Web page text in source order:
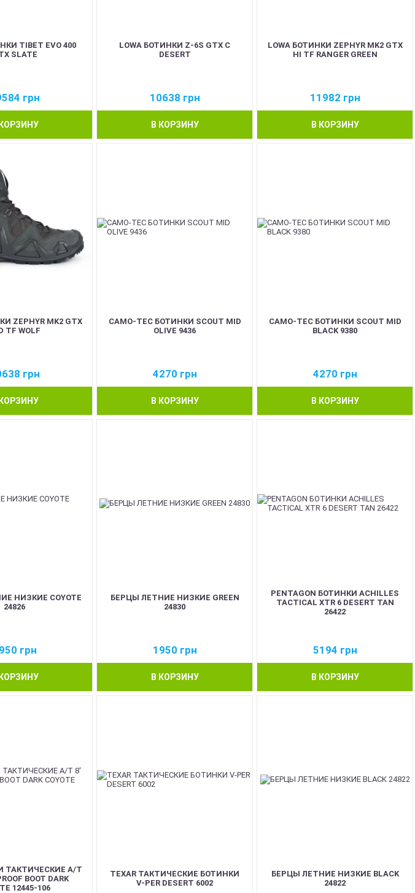
TIBET EVO 400
SLATE
грн
LOWA БОТИНКИ Z-6S GTX C
DESERT
10638 грн
В КОРЗИНУ
LOWA БОТИНКИ ZEPHYR MK2 GTX
HI TF RANGER GREEN
11982 грн
В КОРЗИНУ
ZEPHYR MK2 GTX
TF WOLF
грн
CAMO-TEC БОТИНКИ SCOUT MID
OLIVE 9436
4270 грн
В КОРЗИНУ
CAMO-TEC БОТИНКИ SCOUT MID
BLACK 9380
4270 грн
В КОРЗИНУ
НИЗКИЕ COYOTE
24826
грн
БЕРЦЫ ЛЕТНИЕ НИЗКИЕ GREEN
24830
1950 грн
В КОРЗИНУ
PENTAGON БОТИНКИ ACHILLES
TACTICAL XTR 6 DESERT TAN
26422
5194 грн
В КОРЗИНУ
ТАКТИЧЕСКИЕ A/T
BOOT DARK
12445-106
TEXAR ТАКТИЧЕСКИЕ БОТИНКИ
V-PER DESERT 6002
БЕРЦЫ ЛЕТНИЕ НИЗКИЕ BLACK
24822